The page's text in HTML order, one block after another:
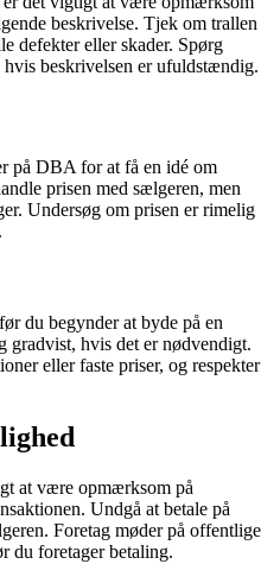
beskrivelse. Tjek om trallen
defekter eller skader. Spørg
beskrivelsen er ufuldstændig.
på DBA for at få en idé om
prisen med sælgeren, men
Undersøg om prisen er rimelig
du begynder at byde på en
gradvist, hvis det er nødvendigt.
eller faste priser, og respekter
at være opmærksom på
Undgå at betale på
Foretag møder på offentlige
du foretager betaling.